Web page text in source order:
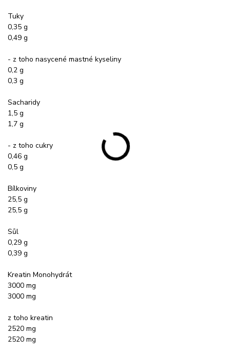
Tuky
0,35 g
0,49 g
- z toho nasycené mastné kyseliny
0,2 g
0,3 g
Sacharidy
1,5 g
1,7 g
- z toho cukry
0,46 g
0,5 g
Bílkoviny
25,5 g
25,5 g
Sůl
0,29 g
0,39 g
Kreatin Monohydrát
3000 mg
3000 mg
z toho kreatin
2520 mg
2520 mg